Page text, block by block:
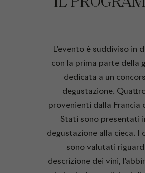
L’evento è suddiviso in
con la prima parte della
dedicata a un
degustazione.
provenienti dalla Francia
Stati sono presentati
degustazione alla cieca. I
sono valutati
descrizione dei vini,